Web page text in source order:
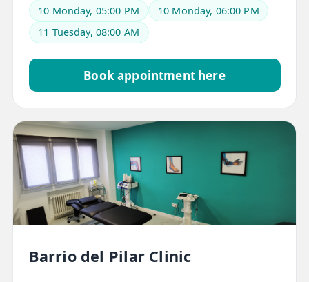
❤️ Ofertas
CONTACTO
☎️ 91 005 23 63
📧 Contacta
ESPECIALIDADES
🩻 Fisioterapia Traumatológica
😧 Fisioterapia ATM
🦴 Osteopatía
🫶 Suelo Pélvico
10 Monday, 05:00 PM
10 Monday, 06:00 PM
11 Tuesday, 08:00 AM
Book appointment here
Barrio del Pilar Clinic